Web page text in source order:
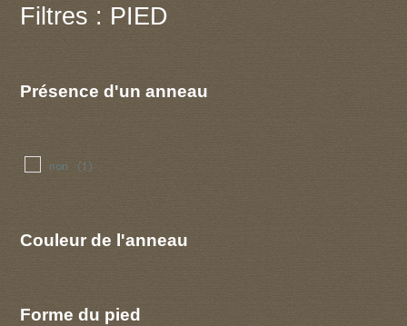
Filtres : PIED
Présence d'un anneau
non (1)
Couleur de l'anneau
Forme du pied